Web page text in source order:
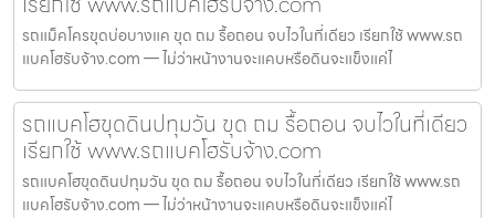
รถแม็คโครขุดบ่อบางแค ขุด ถม รื้อถอน จบไวในที่เดียว เรียกใช้ www.รถ
แบคโฮรับจ้าง.com — ไม่ว่าหน้างานจะแคบหรือดินจะแข็งแค่ไ
รถแบคโฮขุดดินปทุมวัน ขุด ถม รื้อถอน จบไวในที่เดียว
เรียกใช้ www.รถแบคโฮรับจ้าง.com
รถแบคโฮขุดดินปทุมวัน ขุด ถม รื้อถอน จบไวในที่เดียว เรียกใช้ www.รถ
แบคโฮรับจ้าง.com — ไม่ว่าหน้างานจะแคบหรือดินจะแข็งแค่ไ